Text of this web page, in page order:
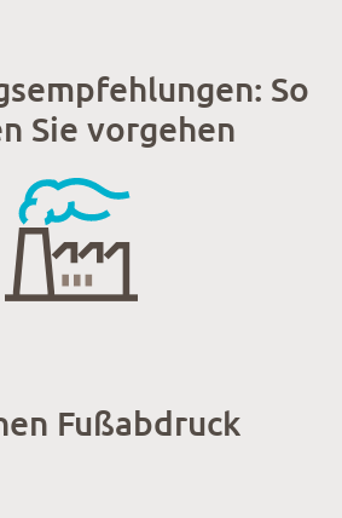
So
Sie vorgehen
Fußabdruck